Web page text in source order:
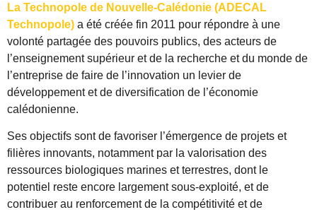
La Technopole de Nouvelle-Calédonie (ADECAL
Technopole) a été créée fin 2011 pour répondre à une
volonté partagée des pouvoirs publics, des acteurs de
l’enseignement supérieur et de la recherche et du monde de
l’entreprise de faire de l’innovation un levier de
développement et de diversification de l’économie
calédonienne.
Ses objectifs sont de favoriser l’émergence de projets et
filières innovants, notamment par la valorisation des
ressources biologiques marines et terrestres, dont le
potentiel reste encore largement sous-exploité, et de
contribuer au renforcement de la compétitivité et de